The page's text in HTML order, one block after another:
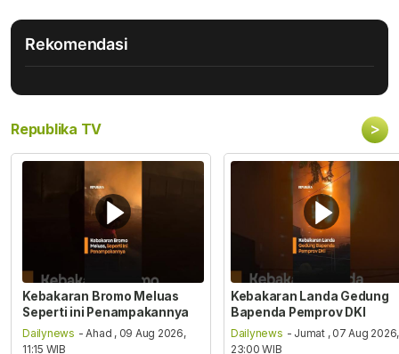
Rekomendasi
Republika TV >
Kebakaran Bromo Meluas
Seperti ini Penampakannya
Dailynews - Ahad , 09 Aug 2026,
11:15 WIB
Kebakaran Landa Gedung
Bapenda Pemprov DKI
Dailynews - Jumat , 07 Aug 2026,
23:00 WIB